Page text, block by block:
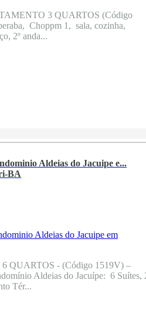
3 QUARTOS (Código
Choppm 1, sala, cozinha,
2º anda...
Aldeias do Jacuipe e...
BA
QUARTOS - (Código 1519V) –
Aldeias do Jacuípe: 6 Suítes,
Tér...